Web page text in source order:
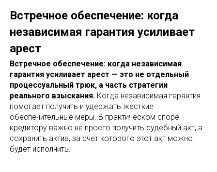
Встречное обеспечение: когда
независимая гарантия усиливает
арест
Встречное обеспечение: когда независимая
гарантия усиливает арест — это не отдельный
процессуальный трюк, а часть стратегии
реального взыскания. Когда независимая гарантия
помогает получить и удержать жесткие
обеспечительные меры. В практическом споре
кредитору важно не просто получить судебный акт, а
сохранить актив, за счет которого этот акт можно
будет исполнить.